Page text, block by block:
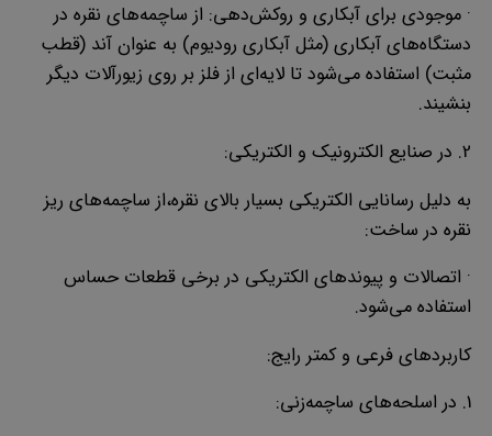
· موجودی برای آبکاری و روکش‌دهی: از ساچمه‌های نقره در
دستگاه‌های آبکاری (مثل آبکاری رودیوم) به عنوان آند (قطب
مثبت) استفاده می‌شود تا لایه‌ای از فلز بر روی زیورآلات دیگر
بنشیند.
2. در صنایع الکترونیک و الکتریکی:
به دلیل رسانایی الکتریکی بسیار بالای نقره،از ساچمه‌های ریز
نقره در ساخت:
· اتصالات و پیوندهای الکتریکی در برخی قطعات حساس
استفاده می‌شود.
کاربردهای فرعی و کمتر رایج:
1. در اسلحه‌های ساچمه‌زنی: